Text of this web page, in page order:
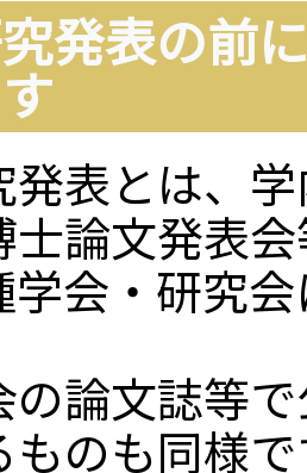
発表の前
発表とは、
士論文発表
学会・研究
の論文誌等
ものも同様